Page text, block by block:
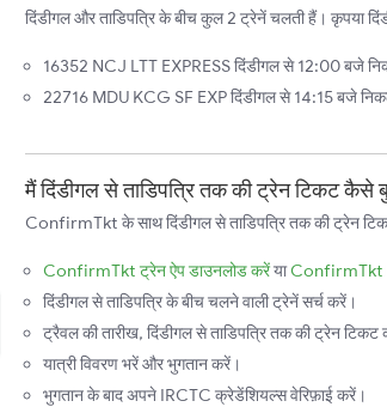
दिंडीगल और ताडिपत्रि के बीच कुल 2 ट्रेनें चलती हैं। कृपया
16352 NCJ LTT EXPRESS दिंडीगल से 12:00 बजे
22716 MDU KCG SF EXP दिंडीगल से 14:15 बजे
मैं दिंडीगल से ताडिपत्रि तक की ट्रेन टिकट
ConfirmTkt के साथ दिंडीगल से ताडिपत्रि तक की ट्रेन
ConfirmTkt ट्रेन ऐप डाउनलोड करेंयाConfirmTkt
दिंडीगल से ताडिपत्रि के बीच चलने वाली ट्रेनें सर्च करें।
ट्रैवल की तारीख, दिंडीगल से ताडिपत्रि तक की ट्रेन
यात्री विवरण भरें और भुगतान करें।
भुगतान के बाद अपने IRCTC क्रेडेंशियल्स वेरिफ़ाई करें।